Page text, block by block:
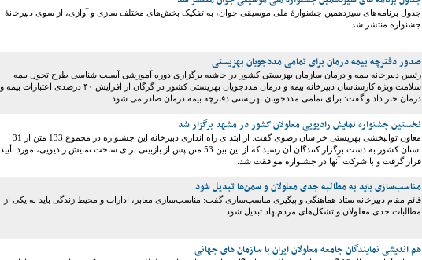
جدول برنامه‌های سیزدهمین جشنوارۀ ملی موسیقی جوان، به تفکیک بخش‌های مختلف سازی و آوازی، از سوی دبیرخانۀ
جشنواره منتشر شد.
صدور دفترچه بیمه درمان برای تمامی مددجویان بهزیستی
رئیس دبیرخانه بیمه و درمان سازمان بهزیستی کشور در حاشیه برگزاری دوره آموزشی آسیب شناسی طرح تحول بیمه
سلامت ویژه کارشناسان دبیرخانه بیمه و درمان مددجویان بهزیستی کشور در گرگان از افزایش ۴۰ درصدی اعتبارات بیمه و
درمان خبر داد و گفت: برای تمامی مددجویان بهزیستی دفترچه بیمه درمان صادر می شود.
نخستین جشنواره نمایش رادیویی معلولان کشور در مشهد برگزار شد
معاون توانبخشی بهزیستی خراسان رضوی گفت: از ابتدای راه اندازی دبیرخانه این جشنواره در مجموع 133 متن از 31
استان کشور به دست برگزار کنندگان آن رسید که از این بین 53 متن پس از بازبینی برای ساخت نمایش رادیویی، مورد تأیید
قرار گرفت و با شرکت آنها در جشنواره موافقت شد.
مناسب‌سازی باید به مطالبه جدی معلولان و سمن‌ها تبدیل شود
قائم مقام دبیرخانه ستاد هماهنگی و پیگیری مناسب‌سازی گفت: مناسب‌سازی معابر، ادارات و محیط زندگی باید به یکی از
مطالبات جدی معلولان و تشکل‌های مردم‌نهاد تبدیل شود.
هم اندیشی نمایندگان جامعه معلولان ایران با سازمان های جهانی